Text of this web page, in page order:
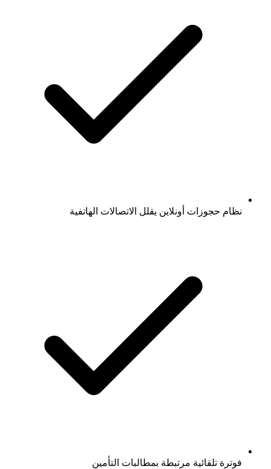
نظام حجوزات أونلاين يقلل الاتصالات الهاتفية
فوترة تلقائية مرتبطة بمطالبات التأمين